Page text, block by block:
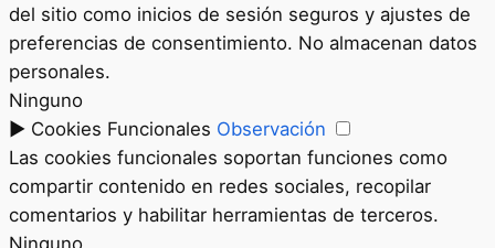
del sitio como inicios de sesión seguros y ajustes de
preferencias de consentimiento. No almacenan datos
personales.
Ninguno
► Cookies Funcionales Observación
Las cookies funcionales soportan funciones como
compartir contenido en redes sociales, recopilar
comentarios y habilitar herramientas de terceros.